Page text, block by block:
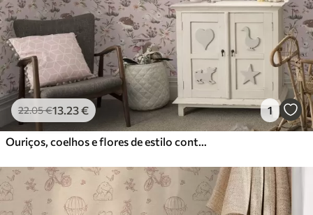
22.05€13.23€ 1
Ouriços, coelhos e flores de estilo conto de fadas entre cogumelos num fundo cor-de-rosa